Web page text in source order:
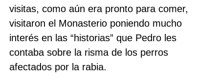
visitas, como aún era pronto para comer,
visitaron el Monasterio poniendo mucho
interés en las “historias” que Pedro les
contaba sobre la risma de los perros
afectados por la rabia.